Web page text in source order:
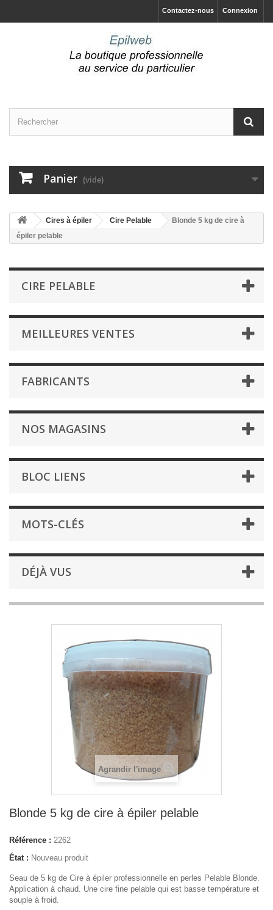
Connexion
Contactez-nous
Panier (vide)
Cires à épiler Cire Pelable
Blonde 5 kg de cire à
épiler pelable
CIRE PELABLE
MEILLEURES VENTES
FABRICANTS
NOS MAGASINS
BLOC LIENS
MOTS-CLÉS
DÉJÀ VUS
Agrandir l'image
Blonde 5 kg de cire à épiler pelable
Référence : 2262
État : Nouveau produit
Seau de 5 kg de Cire à épiler professionnelle en perles Pelable Blonde.
Application à chaud. Une cire fine pelable qui est basse température et
souple à froid.